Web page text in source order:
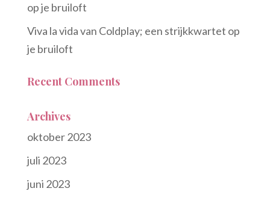
op je bruiloft
Viva la vida van Coldplay; een strijkkwartet op
je bruiloft
Recent Comments
Archives
oktober 2023
juli 2023
juni 2023